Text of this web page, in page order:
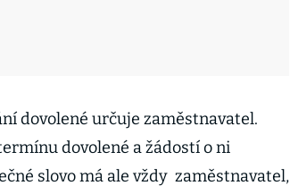
dovolené určuje zaměstnavatel.
dovolené a žádostí o ni
slovo má ale vždy zaměstnavatel,